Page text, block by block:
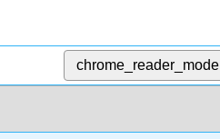
chrome_reader_mode